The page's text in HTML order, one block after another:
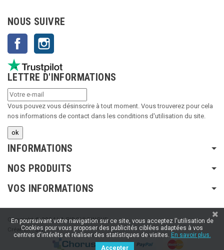
NOUS SUIVRE
Facebook
LETTRE D'INFORMATIONS
Vous pouvez vous désinscrire à tout moment. Vous trouverez pour cela
nos informations de contact dans les conditions d'utilisation du site.
INFORMATIONS
NOS PRODUITS
VOS INFORMATIONS
Copyright © 2024 LA RIBOULDINGUE
Création :SFI
En poursuivant votre navigation sur ce site, vous acceptez l'utilisation de
Cookies pour vous proposer des publicités ciblées adaptées à vos
centres d'intérêts et réaliser des statistiques de visites. En savoir plus.
Accepter